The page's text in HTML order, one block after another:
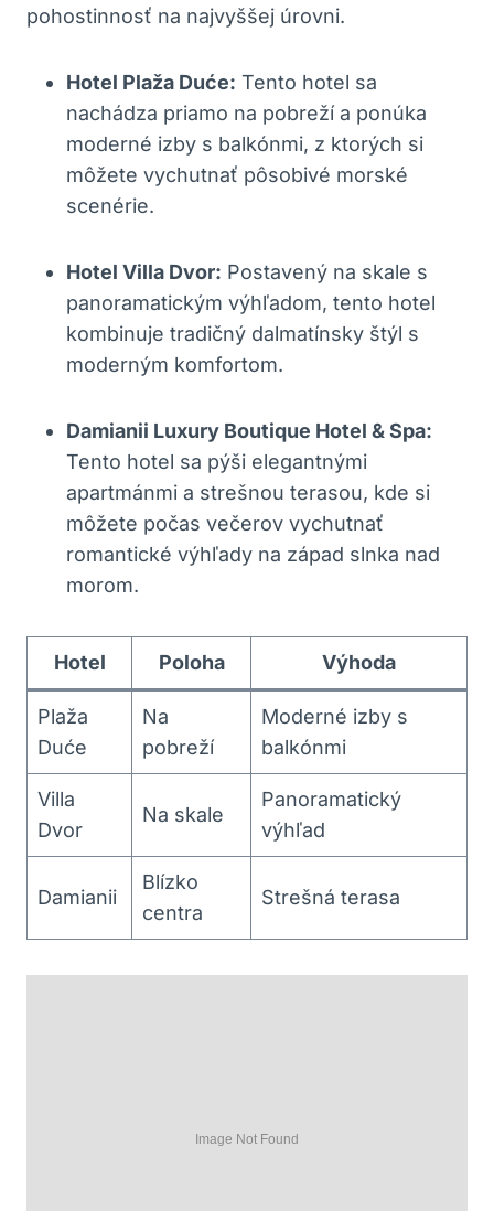
pohostinnosť na najvyššej úrovni.
Hotel Plaža Duće: Tento hotel sa
nachádza priamo na pobreží a ponúka
moderné izby s balkónmi, z ktorých si
môžete vychutnať pôsobivé morské
scenérie.
Hotel Villa Dvor: Postavený na skale s
panoramatickým výhľadom, tento hotel
kombinuje tradičný dalmatínsky štýl s
moderným komfortom.
Damianii Luxury Boutique Hotel & Spa:
Tento hotel sa pýši elegantnými
apartmánmi a strešnou terasou, kde si
môžete počas večerov vychutnať
romantické výhľady na západ slnka nad
morom.
Hotel Poloha Výhoda
Plaža
Duće
Na
pobreží
Moderné izby s
balkónmi
Villa
Dvor
Na skale
Panoramatický
výhľad
Damianii
Blízko
centra
Strešná terasa